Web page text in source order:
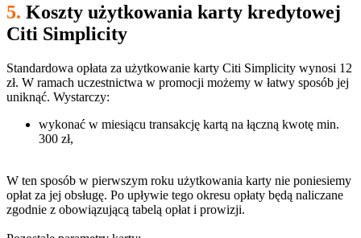
5. Koszty użytkowania karty kredytowej
Citi Simplicity
Standardowa opłata za użytkowanie karty Citi Simplicity wynosi 12
zł. W ramach uczestnictwa w promocji możemy w łatwy sposób jej
uniknąć. Wystarczy:
wykonać w miesiącu transakcję kartą na łączną kwotę min.
300 zł,
W ten sposób w pierwszym roku użytkowania karty nie poniesiemy
opłat za jej obsługę. Po upływie tego okresu opłaty będą naliczane
zgodnie z obowiązującą tabelą opłat i prowizji.